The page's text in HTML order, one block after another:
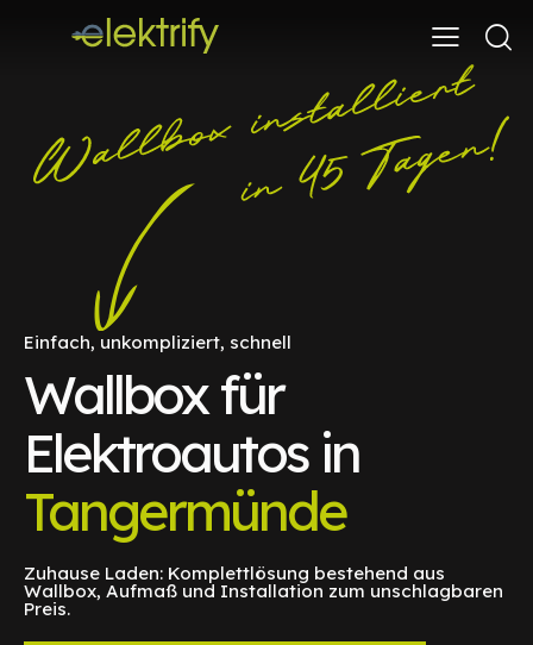
Einfach, unkompliziert, schnell
Wallbox für
Elektroautos in
Tangermünde
Zuhause Laden: Komplettlösung bestehend aus
Wallbox, Aufmaß und Installation zum unschlagbaren
Preis.